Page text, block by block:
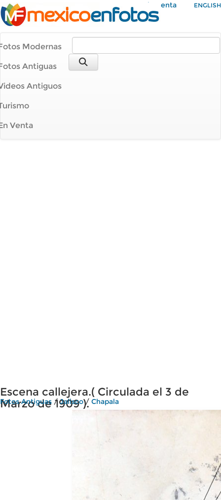
Mi Cuenta ENGLISH
Modernas
Antiguas
Antiguos
Venta
Escena callejera.( Circulada el 3 de
Marzo de 1909 ).
Fotos Antiguas /Jalisco/ Chapala